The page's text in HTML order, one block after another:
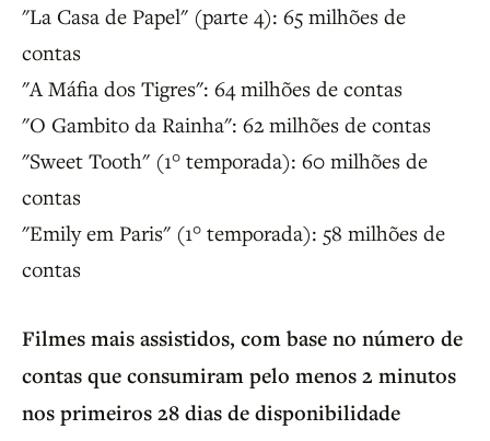
"La Casa de Papel" (parte 4): 65 milhões de
contas
"A Máfia dos Tigres": 64 milhões de contas
"O Gambito da Rainha": 62 milhões de contas
"Sweet Tooth" (1° temporada): 60 milhões de
contas
"Emily em Paris" (1° temporada): 58 milhões de
contas
Filmes mais assistidos, com base no número de
contas que consumiram pelo menos 2 minutos
nos primeiros 28 dias de disponibilidade